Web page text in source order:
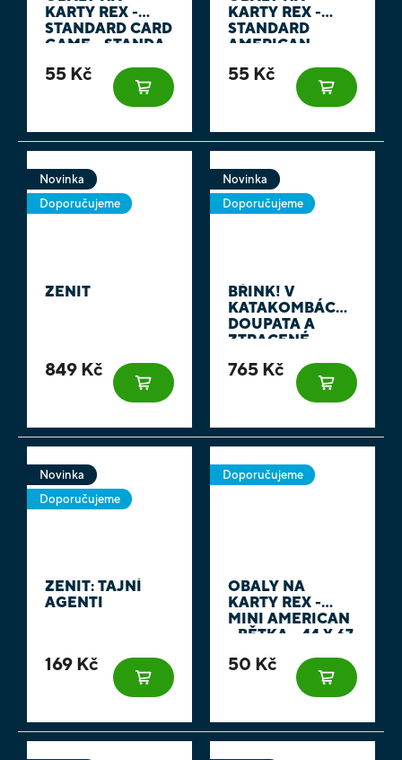
KARTY REX -
STANDARD CARD
GAME - STANDA
100KS
55 Kč
KARTY REX -
STANDARD
AMERICAN -
MM 100KS
55 Kč
Novinka
Doporučujeme
ZENIT
849 Kč
Novinka
Doporučujeme
BŘINK! V
KATAKOMBÁCH -
DOUPATA A
ZTRACENÉ
PROMOKARTA
765 Kč
Novinka
Doporučujeme
ZENIT: TAJNÍ
AGENTI
169 Kč
Doporučujeme
OBALY NA
KARTY REX -
MINI AMERICAN
- BĚTKA - 44 X 67
50 Kč